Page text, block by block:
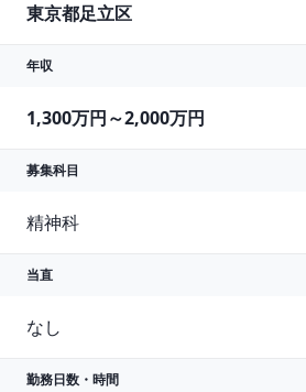
東京都足立区
年収
1,300万円～2,000万円
募集科目
精神科
当直
なし
勤務日数・時間